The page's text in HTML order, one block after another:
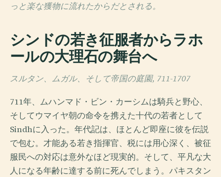
っと楽な獲物に流れたからだとされる。
シンドの若き征服者からラホ
ールの大理石の舞台へ
スルタン、ムガル、そして帝国の庭園, 711-1707
711年、ムハンマド・ビン・カーシムは騎兵と野心、
そしてウマイヤ朝の命令を携えた十代の若者として
Sindhに入った。年代記は、ほとんど即座に彼を伝説
で包む。才能ある若き指揮官、税には用心深く、被征
服民への対応は意外なほど現実的。そして、平凡な大
人になる年齢に達する前に死んでしまう。パキスタン